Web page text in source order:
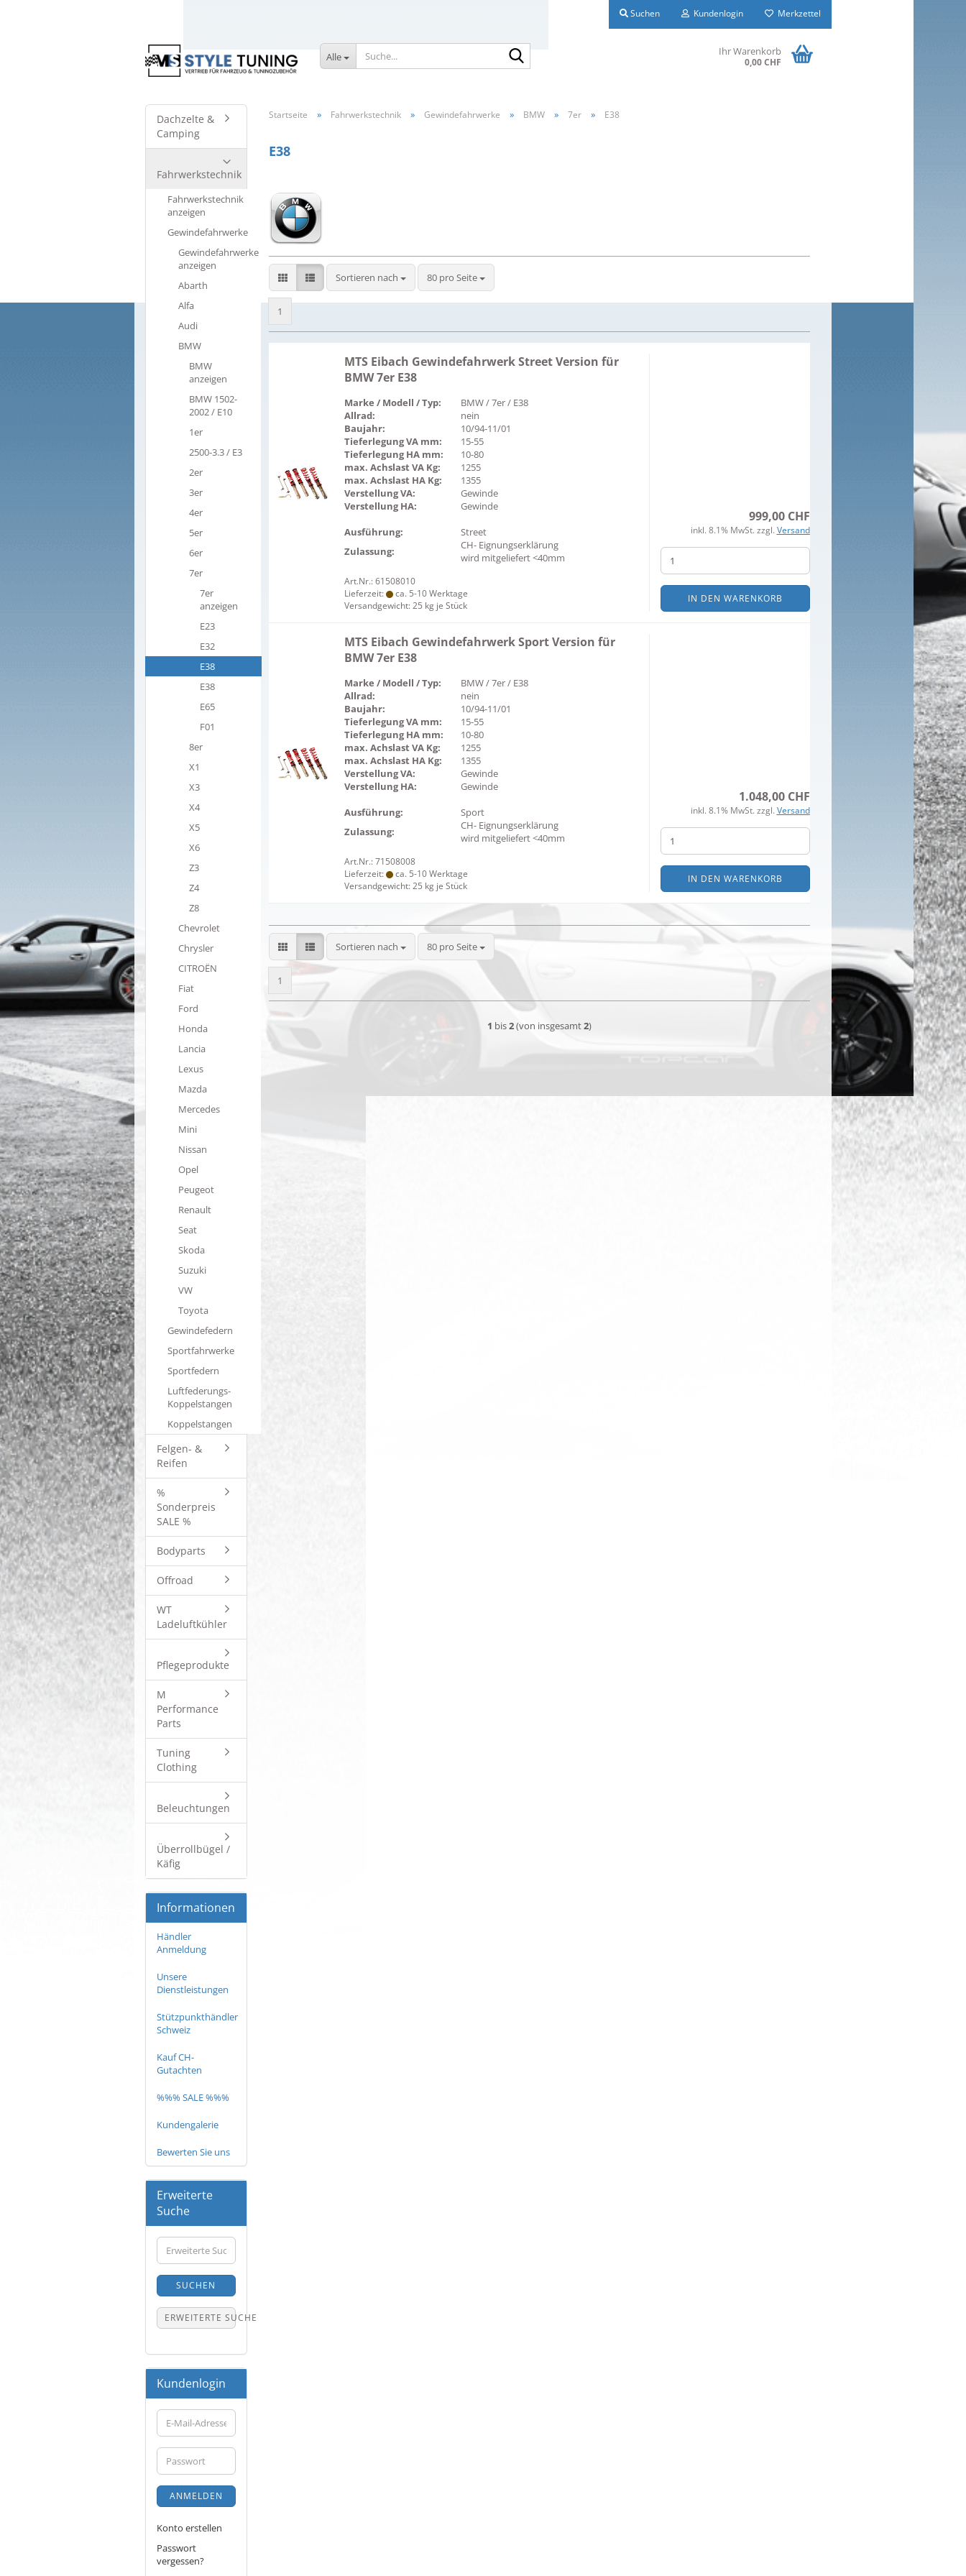
Suchen Kundenlogin Merkzettel
Alle Ihr Warenkorb
0,00 CHF
Startseite » Fahrwerkstechnik » Gewindefahrwerke » BMW » 7er » E38
E38
Sortieren nach
Sortieren nach 80 pro Seite
pro Seite
1
MTS Eibach Gewindefahrwerk Street Version für
BMW 7er E38
Marke / Modell / Typ:
BMW / 7er / E38
Allrad:
nein
Baujahr:
10/94-11/01
Tieferlegung VA mm:
15-55
Tieferlegung HA mm:
10-80
max. Achslast VA Kg:
1255
max. Achslast HA Kg:
1355
Verstellung VA:
Gewinde
Verstellung HA:
Gewinde
Ausführung:
Street
Zulassung:
CH- Eignungserklärung
wird mitgeliefert <40mm
Art.Nr.: 61508010
Lieferzeit:
ca. 5-10 Werktage
Versandgewicht:25 kg je Stück
999,00 CHF
inkl. 8.1% MwSt. zzgl. Versand
IN DEN WARENKORB
MTS Eibach Gewindefahrwerk Sport Version für
BMW 7er E38
Marke / Modell / Typ:
BMW / 7er / E38
Allrad:
nein
Baujahr:
10/94-11/01
Tieferlegung VA mm:
15-55
Tieferlegung HA mm:
10-80
max. Achslast VA Kg:
1255
max. Achslast HA Kg:
1355
Verstellung VA:
Gewinde
Verstellung HA:
Gewinde
Ausführung:
Sport
Zulassung:
CH- Eignungserklärung
wird mitgeliefert <40mm
Art.Nr.: 71508008
Lieferzeit:
ca. 5-10 Werktage
Versandgewicht:25 kg je Stück
1.048,00 CHF
inkl. 8.1% MwSt. zzgl. Versand
IN DEN WARENKORB
Sortieren nach
Sortieren nach 80 pro Seite
pro Seite
1
1 bis2(von insgesamt2)
Dachzelte &
Camping
Fahrwerkstechnik
Fahrwerkstechnik
anzeigen
Gewindefahrwerke
Gewindefahrwerke
anzeigen
Abarth
Alfa
Audi
BMW
BMW
anzeigen
BMW 1502-
2002 / E10
1er
2500-3.3 / E3
2er
3er
4er
5er
6er
7er
7er
anzeigen
E23
E32
E38
E38
E65
F01
8er
X1
X3
X4
X5
X6
Z3
Z4
Z8
Chevrolet
Chrysler
CITROËN
Fiat
Ford
Honda
Lancia
Lexus
Mazda
Mercedes
Mini
Nissan
Opel
Peugeot
Renault
Seat
Skoda
Suzuki
VW
Toyota
Gewindefedern
Sportfahrwerke
Sportfedern
Luftfederungs-
Koppelstangen
Koppelstangen
Felgen- &
Reifen
%
Sonderpreis
SALE %
Bodyparts
Offroad
WT
Ladeluftkühler
Pflegeprodukte
M
Performance
Parts
Tuning
Clothing
Beleuchtungen
Überrollbügel /
Käfig
Informationen
Händler
Anmeldung
Unsere
Dienstleistungen
Stützpunkthändler
Schweiz
Kauf CH-
Gutachten
%%% SALE %%%
Kundengalerie
Bewerten Sie uns
Erweiterte
Suche
Erweiterte
Suche
SUCHEN
ERWEITERTE SUCHE
Kundenlogin
E-
Mail-
Adresse
Passwort
ANMELDEN
Konto erstellen
Passwort
vergessen?